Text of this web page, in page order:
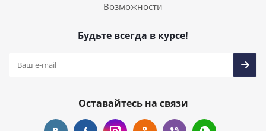
Возможности
Будьте всегда в курсе!
Оставайтесь на связи